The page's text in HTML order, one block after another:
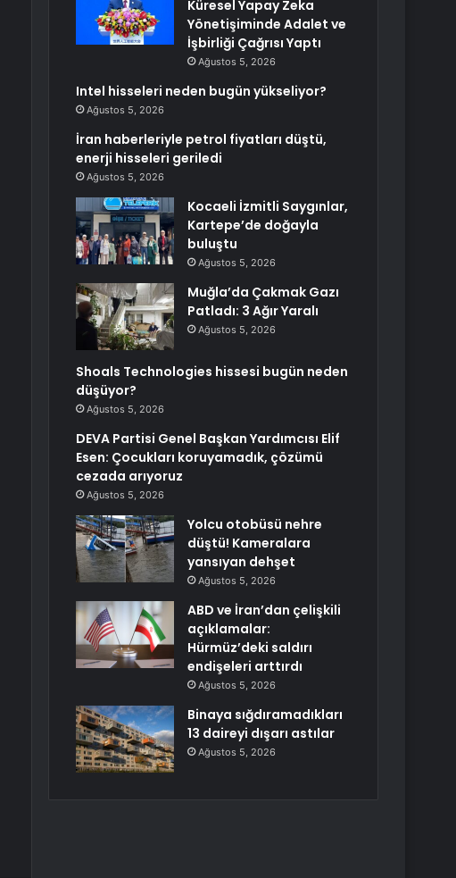
Küresel Yapay Zeka
Yönetişiminde Adalet ve
İşbirliği Çağrısı Yaptı
Ağustos 5, 2026
Intel hisseleri neden bugün yükseliyor?
Ağustos 5, 2026
İran haberleriyle petrol fiyatları düştü,
enerji hisseleri geriledi
Ağustos 5, 2026
Kocaeli İzmitli Saygınlar,
Kartepe’de doğayla
buluştu
Ağustos 5, 2026
Muğla’da Çakmak Gazı
Patladı: 3 Ağır Yaralı
Ağustos 5, 2026
Shoals Technologies hissesi bugün neden
düşüyor?
Ağustos 5, 2026
DEVA Partisi Genel Başkan Yardımcısı Elif
Esen: Çocukları koruyamadık, çözümü
cezada arıyoruz
Ağustos 5, 2026
Yolcu otobüsü nehre
düştü! Kameralara
yansıyan dehşet
Ağustos 5, 2026
ABD ve İran’dan çelişkili
açıklamalar:
Hürmüz’deki saldırı
endişeleri arttırdı
Ağustos 5, 2026
Binaya sığdıramadıkları
13 daireyi dışarı astılar
Ağustos 5, 2026